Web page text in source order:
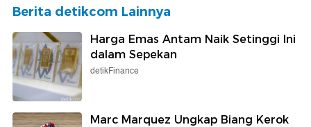
Berita detikcom Lainnya
Harga Emas Antam Naik Setinggi Ini
dalam Sepekan
detikFinance
Marc Marquez Ungkap Biang Kerok